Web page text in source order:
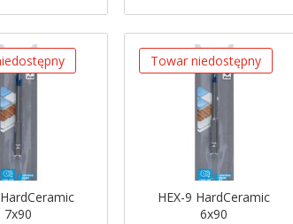
7x90
Towar niedostępny
HEX-9 HardCeramic
6x90